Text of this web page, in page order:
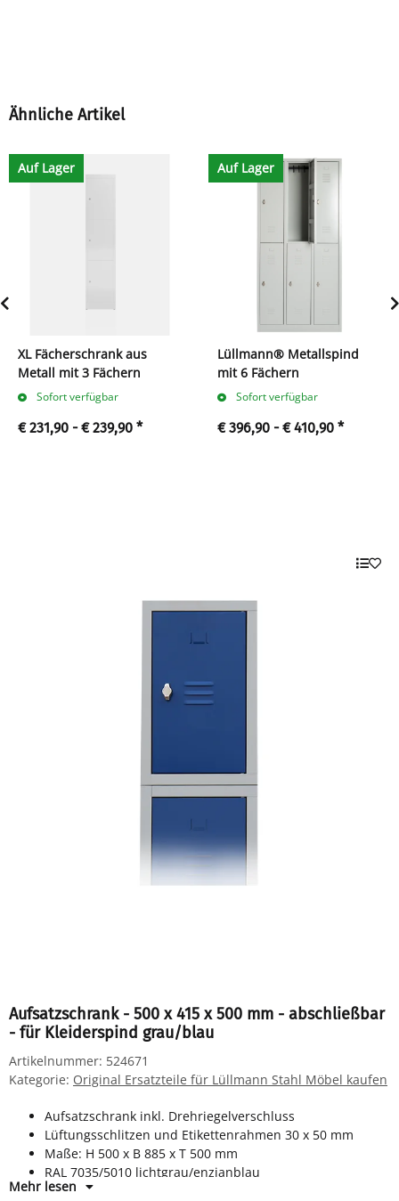
Ähnliche Artikel
Auf Lager
XL Fächerschrank aus
Metall mit 3 Fächern
Sofort verfügbar
€ 231,90 -€ 239,90 *
Auf Lager
Lüllmann® Metallspind
mit 6 Fächern
Sofort verfügbar
€ 396,90 -€ 410,90 *
Aufsatzschrank - 500 x 415 x 500 mm - abschließbar
- für Kleiderspind grau/blau
Artikelnummer: 524671
Kategorie: Original Ersatzteile für Lüllmann Stahl Möbel kaufen
Aufsatzschrank inkl. Drehriegelverschluss
Lüftungsschlitzen und Etikettenrahmen 30 x 50 mm
Maße: H 500 x B 885 x T 500 mm
RAL 7035/5010 lichtgrau/enzianblau
komplett montiert, keine Montage notwendig
Mehr lesen